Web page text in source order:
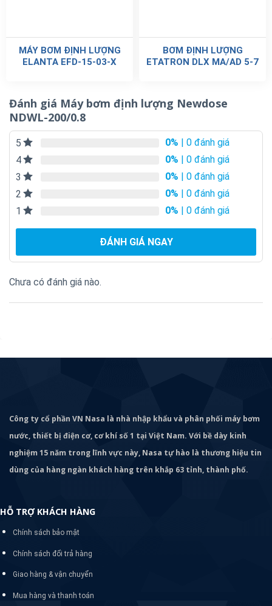
MÁY BƠM ĐỊNH LƯỢNG
ELANTA EFD-15-03-X
BƠM ĐỊNH LƯỢNG
ETATRON DLX MA/AD 5-7
Đánh giá Máy bơm định lượng Newdose
NDWL-200/0.8
5 0% | 0 đánh giá
4
0% | 0 đánh giá
3
0% | 0 đánh giá
2
0% | 0 đánh giá
1
0% | 0 đánh giá
ĐÁNH GIÁ NGAY
Chưa có đánh giá nào.
Công ty cổ phần VN Nasa là nhà nhập khẩu và phân phối máy bơm
nước, thiết bị điện cơ, cơ khí số 1 tại Việt Nam. Với bề dày kinh
nghiệm 15 năm trong lĩnh vực này, Nasa tự hào là thương hiệu tin
dùng của hàng ngàn khách hàng trên khắp 63 tỉnh, thành phố.
HỖ TRỢ KHÁCH HÀNG
Chính sách bảo mật
Chính sách đổi trả hàng
Giao hàng & vận chuyển
Mua hàng và thanh toán